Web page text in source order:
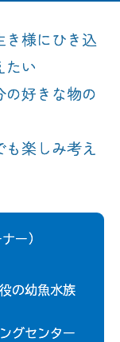
き様にひき込
たい
好きな物の
楽しみ考え
ー）
の幼魚水族
グセンター